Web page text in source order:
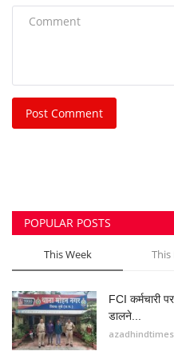
Post Comment
POPULAR POSTS
This Week
FCI कर्मचारी
डालने...